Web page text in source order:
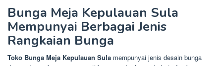
Bunga Meja Kepulauan Sula
Mempunyai Berbagai Jenis
Rangkaian Bunga
Toko Bunga Meja Kepulauan Sula mempunyai jenis desain bunga